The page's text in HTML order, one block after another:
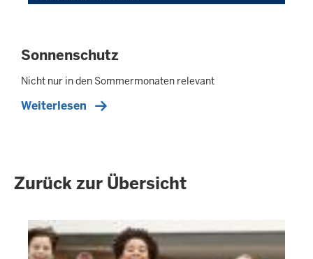
Sonnenschutz
Nicht nur in den Sommermonaten relevant
Weiterlesen
Zurück zur Übersicht